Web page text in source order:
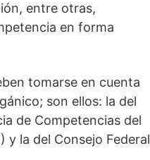
entre otras,
en forma
tomarse en cuenta
son ellos: la del
de Competencias del
y la del Consejo Federal